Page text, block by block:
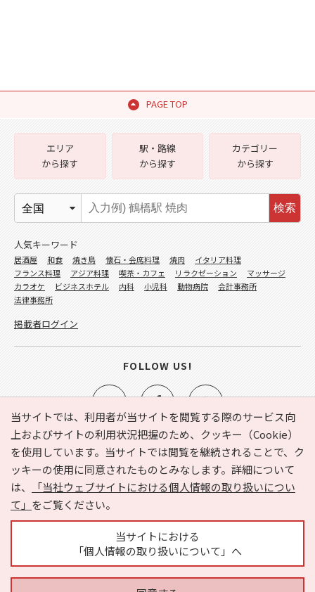
PAGE TOP
当サイトでは、利用者が当サイトを閲覧する際のサービス向
上およびサイトの利用状況把握のため、クッキー（Cookie）
を使用しています。当サイトでは閲覧を継続されることで、ク
ッキーの使用に同意されたものとみなします。詳細について
は、
「当社ウェブサイトにおける個人情報の取り扱いについ
て」 をご覧ください。
当サイトにおける
「個人情報の取り扱いについて」へ
e-NAVITA（イーナビタ）とは？ お気に入り
ヘルプ
利用規約
個人情報の取り扱いについて
運営会社
サイトマップ
広告掲載に関するお問い合わせ
エリア
から探す
駅・路線
から探す
カテゴリー
から探す
検索
人気キーワード
居酒屋 和食 焼き鳥 懐石・会席料理 焼肉
イタリア料理
フランス料理
アジア料理 喫茶・カフェ リラクゼーション
マッサージ
カラオケ
ビジネスホテル 内科 小児科 動物病院
会計事務所
法律事務所
掲載者ログイン
FOLLOW US!